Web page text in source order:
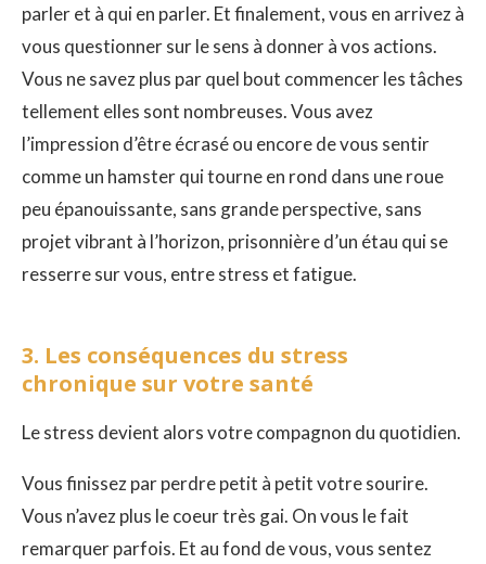
parler et à qui en parler. Et finalement, vous en arrivez à
vous questionner sur le sens à donner à vos actions.
Vous ne savez plus par quel bout commencer les tâches
tellement elles sont nombreuses. Vous avez
l’impression d’être écrasé ou encore de vous sentir
comme un hamster qui tourne en rond dans une roue
peu épanouissante, sans grande perspective, sans
projet vibrant à l’horizon, prisonnière d’un étau qui se
resserre sur vous, entre stress et fatigue.
3. Les conséquences du stress
chronique sur votre santé
Le stress devient alors votre compagnon du quotidien.
Vous finissez par perdre petit à petit votre sourire.
Vous n’avez plus le coeur très gai. On vous le fait
remarquer parfois. Et au fond de vous, vous sentez